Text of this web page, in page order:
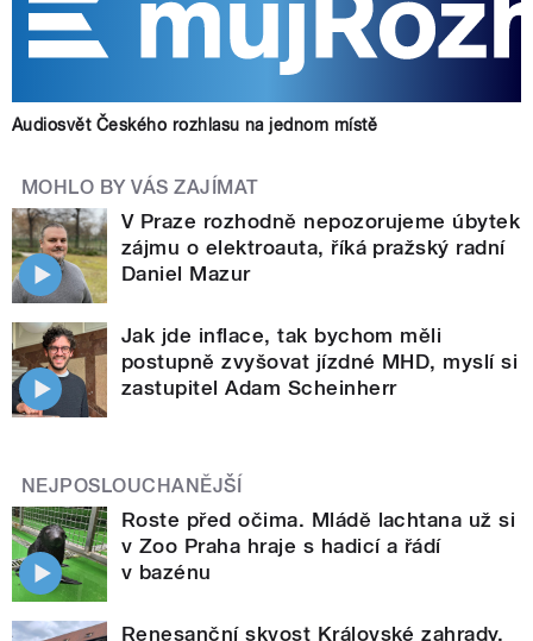
Audiosvět Českého rozhlasu na jednom místě
MOHLO BY VÁS ZAJÍMAT
V Praze rozhodně nepozorujeme úbytek
zájmu o elektroauta, říká pražský radní
Daniel Mazur
Jak jde inflace, tak bychom měli
postupně zvyšovat jízdné MHD, myslí si
zastupitel Adam Scheinherr
NEJPOSLOUCHANĚJŠÍ
Roste před očima. Mládě lachtana už si
v Zoo Praha hraje s hadicí a řádí
v bazénu
Renesanční skvost Královské zahrady.